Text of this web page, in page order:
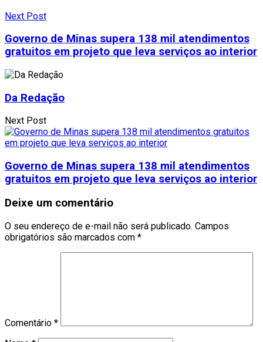
Next Post
Governo de Minas supera 138 mil atendimentos
gratuitos em projeto que leva serviços ao interior
Da Redação
Next Post
Governo de Minas supera 138 mil atendimentos
gratuitos em projeto que leva serviços ao interior
Deixe um comentário
O seu endereço de e-mail não será publicado. Campos
obrigatórios são marcados com *
Comentário *